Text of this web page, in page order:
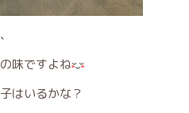
味ですよね
はいるかな？